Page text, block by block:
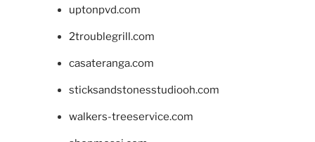
uptonpvd.com
2troublegrill.com
casateranga.com
sticksandstonesstudiooh.com
walkers-treeservice.com